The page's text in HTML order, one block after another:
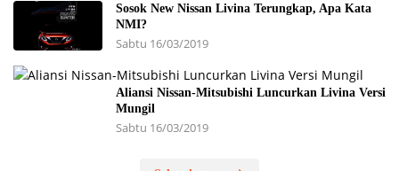
Sosok New Nissan Livina Terungkap, Apa Kata
NMI?
Sabtu 16/03/2019
Aliansi Nissan-Mitsubishi Luncurkan Livina Versi
Mungil
Sabtu 16/03/2019